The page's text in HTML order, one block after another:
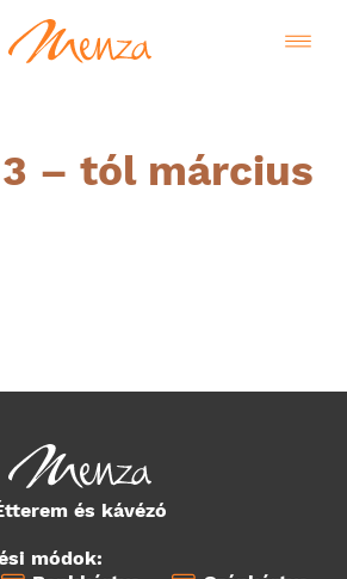
– tól március
és kávézó
módok: